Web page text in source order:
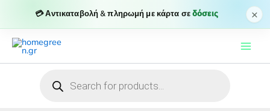
💳 Αντικαταβολή & πληρωμή με κάρτα σεδόσεις ×
Μετάβαση
στο
περιεχόμενο
search
Ψυχρό
ποσότητα